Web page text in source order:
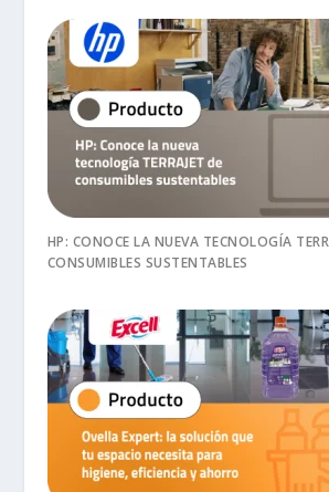
HP: CONOCE LA NUEVA TECNOLOGÍA
CONSUMIBLES SUSTENTABLES